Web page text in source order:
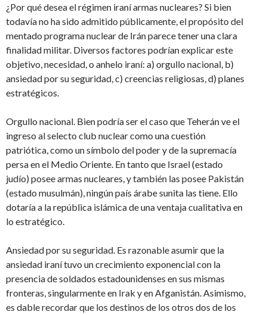
¿Por qué desea el régimen iraní armas nucleares? Si bien
todavía no ha sido admitido públicamente, el propósito del
mentado programa nuclear de Irán parece tener una clara
finalidad militar. Diversos factores podrían explicar este
objetivo, necesidad, o anhelo iraní: a) orgullo nacional, b)
ansiedad por su seguridad, c) creencias religiosas, d) planes
estratégicos.
Orgullo nacional. Bien podría ser el caso que Teherán ve el
ingreso al selecto club nuclear como una cuestión
patriótica, como un símbolo del poder y de la supremacía
persa en el Medio Oriente. En tanto que Israel (estado
judío) posee armas nucleares, y también las posee Pakistán
(estado musulmán), ningún país árabe sunita las tiene. Ello
dotaría a la república islámica de una ventaja cualitativa en
lo estratégico.
Ansiedad por su seguridad. Es razonable asumir que la
ansiedad iraní tuvo un crecimiento exponencial con la
presencia de soldados estadounidenses en sus mismas
fronteras, singularmente en Irak y en Afganistán. Asimismo,
es dable recordar que los destinos de los otros dos de los